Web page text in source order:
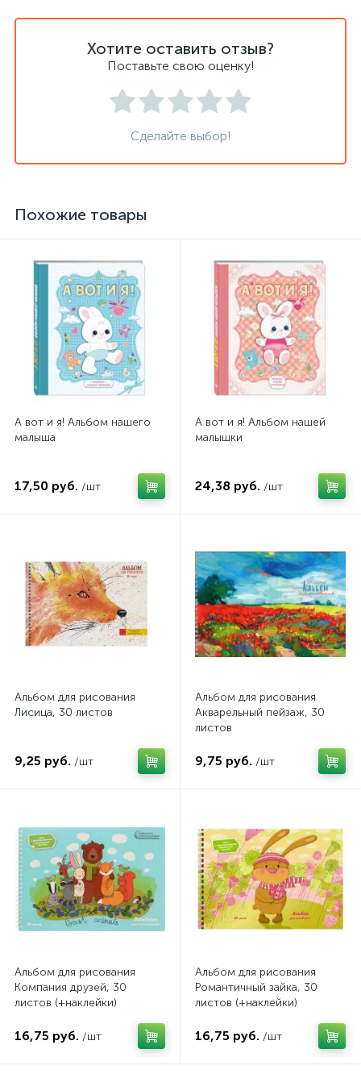
Хотите оставить отзыв?
Поставьте свою оценку!
Сделайте выбор!
Похожие товары
А вот и я! Альбом нашего
малыша
17,50 руб. /шт
А вот и я! Альбом нашей
малышки
24,38 руб. /шт
Альбом для рисования
Лисица, 30 листов
9,25 руб. /шт
Альбом для рисования
Акварельный пейзаж, 30
листов
9,75 руб. /шт
Альбом для рисования
Компания друзей, 30
листов (+наклейки)
16,75 руб. /шт
Альбом для рисования
Романтичный зайка, 30
листов (+наклейки)
16,75 руб. /шт